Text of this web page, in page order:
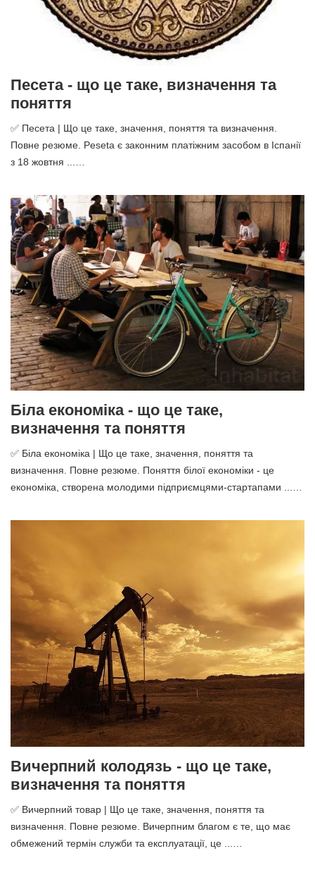
Песета - що це таке, визначення та
поняття
✅ Песета | Що це таке, значення, поняття та визначення.
Повне резюме. Peseta є законним платіжним засобом в Іспанії
з 18 жовтня ...…
Біла економіка - що це таке,
визначення та поняття
✅ Біла економіка | Що це таке, значення, поняття та
визначення. Повне резюме. Поняття білої економіки - це
економіка, створена молодими підприємцями-стартапами ...…
Вичерпний колодязь - що це таке,
визначення та поняття
✅ Вичерпний товар | Що це таке, значення, поняття та
визначення. Повне резюме. Вичерпним благом є те, що має
обмежений термін служби та експлуатації, це ...…